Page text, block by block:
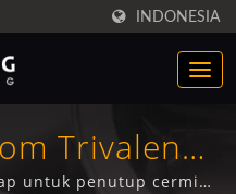
INDONESIA
Trivalen
untuk penutup cermin